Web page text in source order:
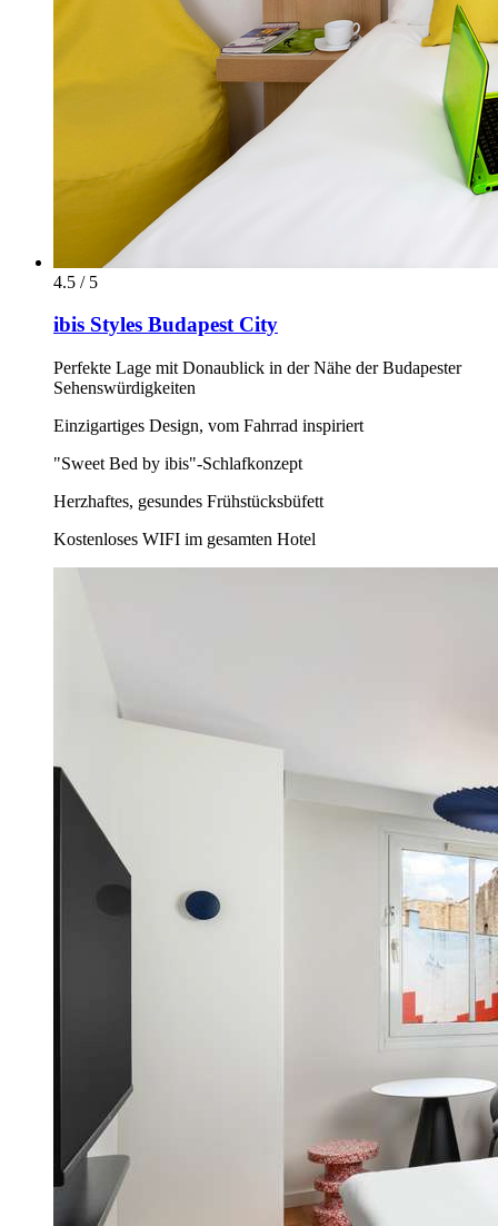
4.5 / 5
ibis Styles Budapest City
Perfekte Lage mit Donaublick in der Nähe der Budapester
Sehenswürdigkeiten
Einzigartiges Design, vom Fahrrad inspiriert
"Sweet Bed by ibis"-Schlafkonzept
Herzhaftes, gesundes Frühstücksbüfett
Kostenloses WIFI im gesamten Hotel